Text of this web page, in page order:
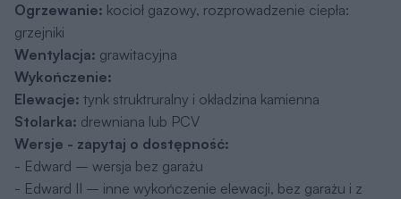
Ogrzewanie: kocioł gazowy, rozprowadzenie ciepła:
grzejniki
Wentylacja: grawitacyjna
Wykończenie:
Elewacje: tynk struktruralny i okładzina kamienna
Stolarka: drewniana lub PCV
Wersje - zapytaj o dostępność:
- Edward – wersja bez garażu
- Edward II – inne wykończenie elewacji, bez garażu i z